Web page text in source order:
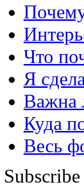
Что
Я
Важна
Куда
Весь
Subscribe